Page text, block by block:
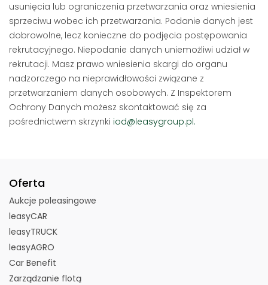
usunięcia lub ograniczenia przetwarzania oraz wniesienia
sprzeciwu wobec ich przetwarzania. Podanie danych jest
dobrowolne, lecz konieczne do podjęcia postępowania
rekrutacyjnego. Niepodanie danych uniemożliwi udział w
rekrutacji. Masz prawo wniesienia skargi do organu
nadzorczego na nieprawidłowości związane z
przetwarzaniem danych osobowych. Z Inspektorem
Ochrony Danych możesz skontaktować się za
pośrednictwem skrzynki iod@leasygroup.pl.
Oferta
Aukcje poleasingowe
leasyCAR
leasyTRUCK
leasyAGRO
Car Benefit
Zarządzanie flotą